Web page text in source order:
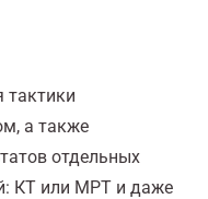
тактики
а также
отдельных
КТ или МРТ и даже